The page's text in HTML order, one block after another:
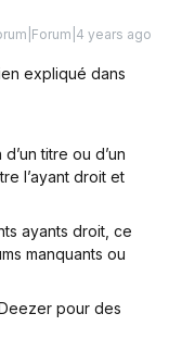
years ago
expliqué dans
titre ou d’un
l’ayant droit et
ayants droit, ce
manquants ou
pour des